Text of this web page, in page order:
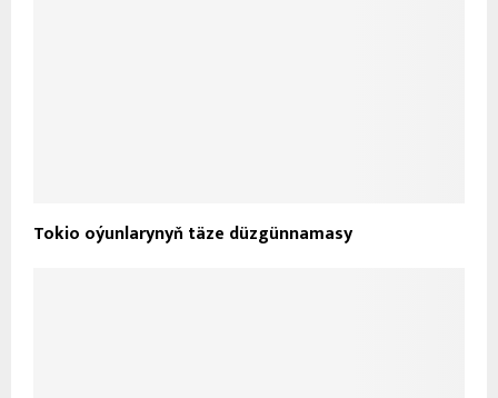
Tokio oýunlarynyň täze düzgünnamasy